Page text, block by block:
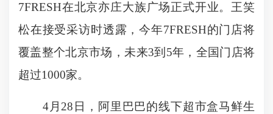
7FRESH在北京亦庄大族广场正式开业。王笑
松在接受采访时透露，今年7FRESH的门店将
覆盖整个北京市场，未来3到5年，全国门店将
超过1000家。
4月28日，阿里巴巴的线下超市盒马鲜生